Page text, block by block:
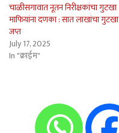
चाळीसगावात नूतन निरीक्षकांचा गुटखा
माफियांना दणका : सात लाखांचा गुटखा
जप्त
July 17, 2025
In "क्राईम"